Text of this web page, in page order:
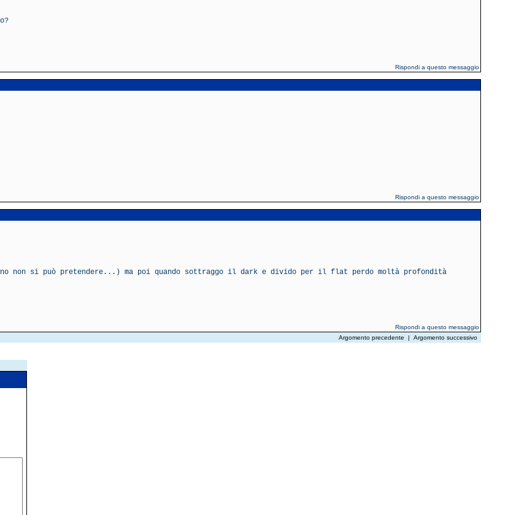
Rispondi a questo messaggio
Rispondi a questo messaggio
non si può pretendere...) ma poi quando sottraggo il dark e divido per il flat perdo moltà profondità
Rispondi a questo messaggio
Argomento precedente | Argomento successivo